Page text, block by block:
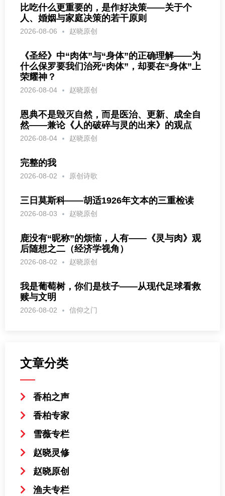
比吃什么更重要的，是作好决策——关于个
人、婚姻与家庭决策的若干原则
2026-08-06 赵晓原创
《圣经》中“肉体”与“身体”的正确理解——为
什么保罗要我们治死“肉体”，却要在“身体”上
荣耀神？
2026-08-04 赵晓原创
恩典不是毁灭自然，而是医治、更新、成全自
然——兼论《人的破碎与灵的出来》的观点
2026-08-04 赵晓原创
完整的我
2026-08-02 原创诗歌
三日莫斯科——胡适1926年文本的三重检读
2026-08-03 赵晓原创
鹿没有“昵称”的烦恼，人有——《灵与肉》观
后随想之二（经济学视角）
2026-08-02 赵晓原创
我是葡萄树，你们是枝子——从现代足球看救
赎与文明
2026-08-02 信仰之门
文章分类
香柏之声
香柏专家
雪薇专栏
赵晓灵修
赵晓原创
渔夫专栏